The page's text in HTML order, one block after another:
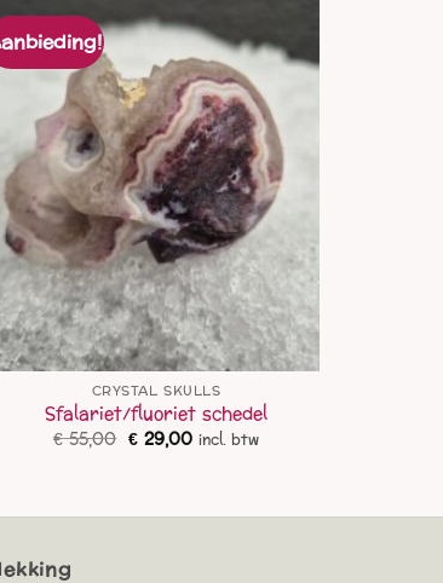
CRYSTAL SKULLS
Sfalariet/fluoriet schedel
€55,00 Oorspronkelijke
prijs
€29,00Huidige
prijs
incl. btw